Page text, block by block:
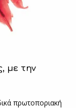
με την
πρωτοποριακή